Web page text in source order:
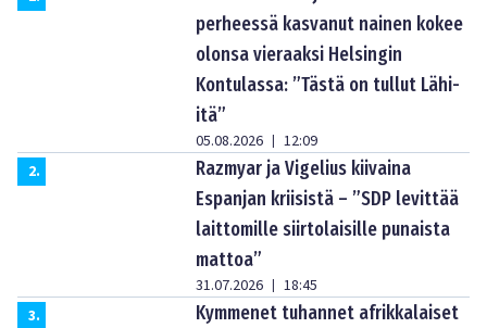
perheessä kasvanut nainen kokee
olonsa vieraaksi Helsingin
Kontulassa: ”Tästä on tullut Lähi-
itä”
05.08.2026 | 12:09
2.
Razmyar ja Vigelius kiivaina
Espanjan kriisistä – ”SDP levittää
laittomille siirtolaisille punaista
mattoa”
31.07.2026 | 18:45
3.
Kymmenet tuhannet afrikkalaiset